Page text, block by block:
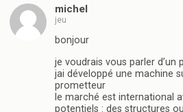
michel
jeu
bonjour
je voudrais vous parler d’un
jai développé une machine
prometteur
le marché est international
potentiels : des structures